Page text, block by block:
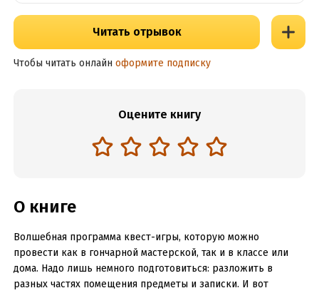
Читать отрывок
Чтобы читать онлайн оформите подписку
Оцените книгу
О книге
Волшебная программа квест-игры, которую можно
провести как в гончарной мастерской, так и в классе или
дома. Надо лишь немного подготовиться: разложить в
разных частях помещения предметы и записки. И вот